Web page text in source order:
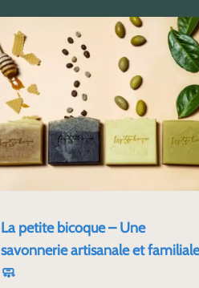
La petite bicoque – Une
savonnerie artisanale et familiale
🧼